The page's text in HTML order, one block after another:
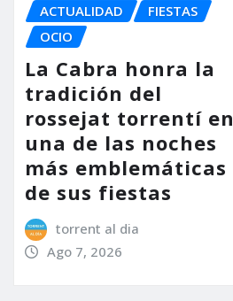
ACTUALIDAD
FIESTAS
OCIO
La Cabra honra la
tradición del
rossejat torrentí en
una de las noches
más emblemáticas
de sus fiestas
torrent al dia
Ago 7, 2026